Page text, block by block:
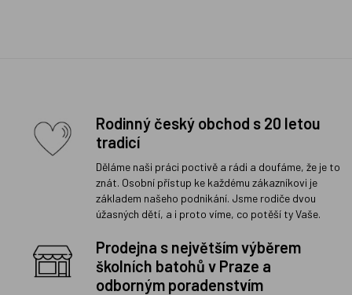
Rodinný český obchod s 20 letou
tradicí
Děláme naši práci poctivě a rádi a doufáme, že je to
znát. Osobní přístup ke každému zákazníkovi je
základem našeho podnikání. Jsme rodiče dvou
úžasných dětí, a i proto víme, co potěší ty Vaše.
Prodejna s největším výběrem
školních batohů v Praze a
odborným poradenstvím